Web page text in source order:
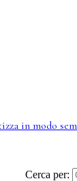
in modo
Cerca per: